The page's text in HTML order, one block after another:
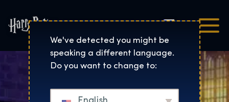
Harry Potter™: The
Čeština
We've detected you might be
speaking a different language.
Do you want to change to: